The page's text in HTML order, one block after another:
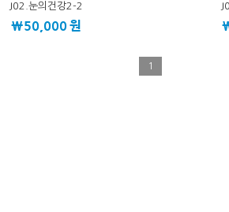
J02.눈의건강2-2
\50,000원
1